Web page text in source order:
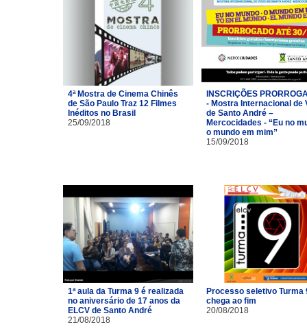
4ª Mostra de Cinema Chinês
de São Paulo Traz 12 Filmes
Inéditos no Brasil
25/09/2018
INSCRIÇÕES
- Mostra Internacional de
de Santo André –
Mercocidades - “Eu no
o mundo em mim”
15/09/2018
1ª aula da Turma 9 é realizada
no aniversário de 17 anos da
ELCV de Santo André
21/08/2018
Processo seletivo Turma
chega ao fim
20/08/2018